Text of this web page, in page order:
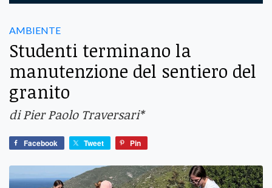
AMBIENTE
Studenti terminano la
manutenzione del sentiero del
granito
di Pier Paolo Traversari*
Facebook Tweet Pin